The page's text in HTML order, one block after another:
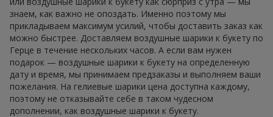
знаем, как важно не опоздать. Именно поэтому мы
прикладываем максимум усилий, чтобы доставить заказ как
можно быстрее. Доставляем воздушные шарики к букету по
Герце в течение нескольких часов. А если вам нужен
подарок — воздушные шарики к букету на определенную
дату и время, мы принимаем предзаказы и выполняем ваши
пожелания. На гелиевые шарики цена доступна каждому,
поэтому не отказывайте себе в таком чудесном
дополнении, как воздушные шарики к букету.